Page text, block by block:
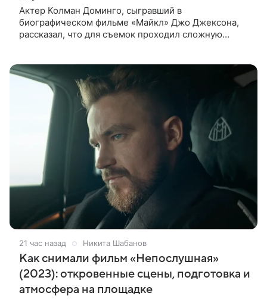
Актер Колман Доминго, сыгравший в
биографическом фильме «Майкл» Джо Джексона,
рассказал, что для съемок проходил сложную
21 час назад Никита Шабанов
Как снимали фильм «Непослушная»
(2023): откровенные сцены, подготовка и
атмосфера на площадке